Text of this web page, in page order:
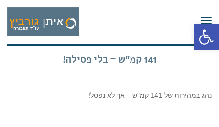
פתח סרגל נגישות
תפריט
141 קמ"ש – בלי פסילה!
נהג במהירות של 141 קמ"ש – אך לא נפסל!